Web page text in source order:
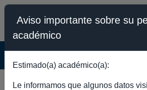
ACADÉMICA - PÚBLICO
ANA ELENA
Aviso importante sobre su
académico
Estimado(a) académico(a):
Le informamos que algunos datos